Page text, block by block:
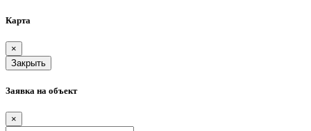
Карта
×
Закрыть
Заявка на объект
×